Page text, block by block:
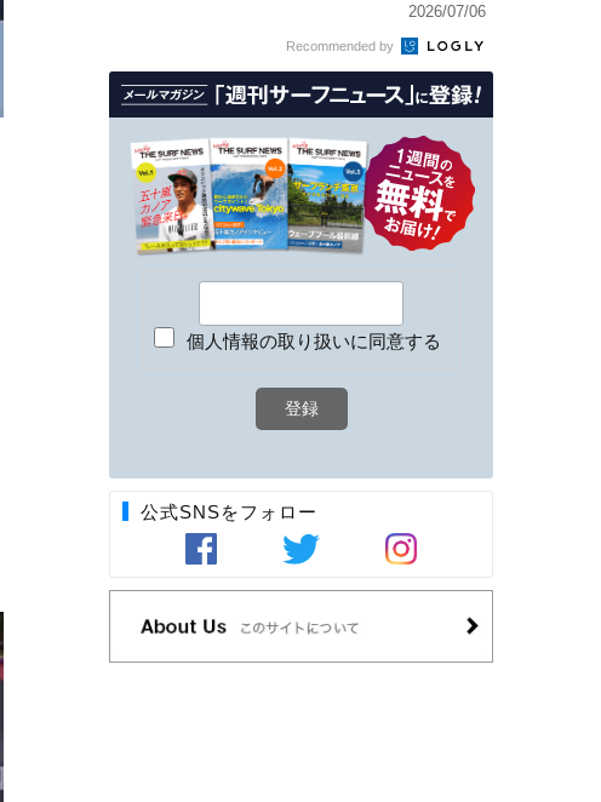
2026/07/06
Recommended by
個人情報の取り扱いに同意する
公式SNSをフォロー